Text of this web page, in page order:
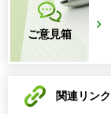
ご意見箱
関連リンク